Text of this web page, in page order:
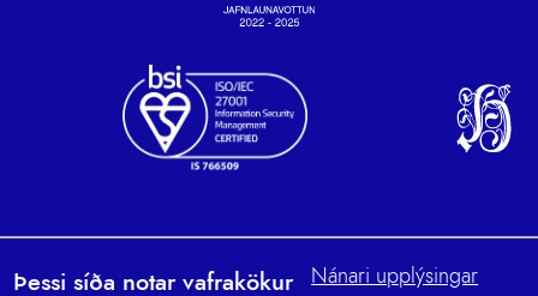
Þessi síða notar vafrakökur Nánari upplýsingar